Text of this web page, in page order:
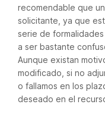
recomendable que
solicitante, ya que
serie de
a ser bastante
Aunque existan
modificado, si no
o fallamos en los
deseado en el